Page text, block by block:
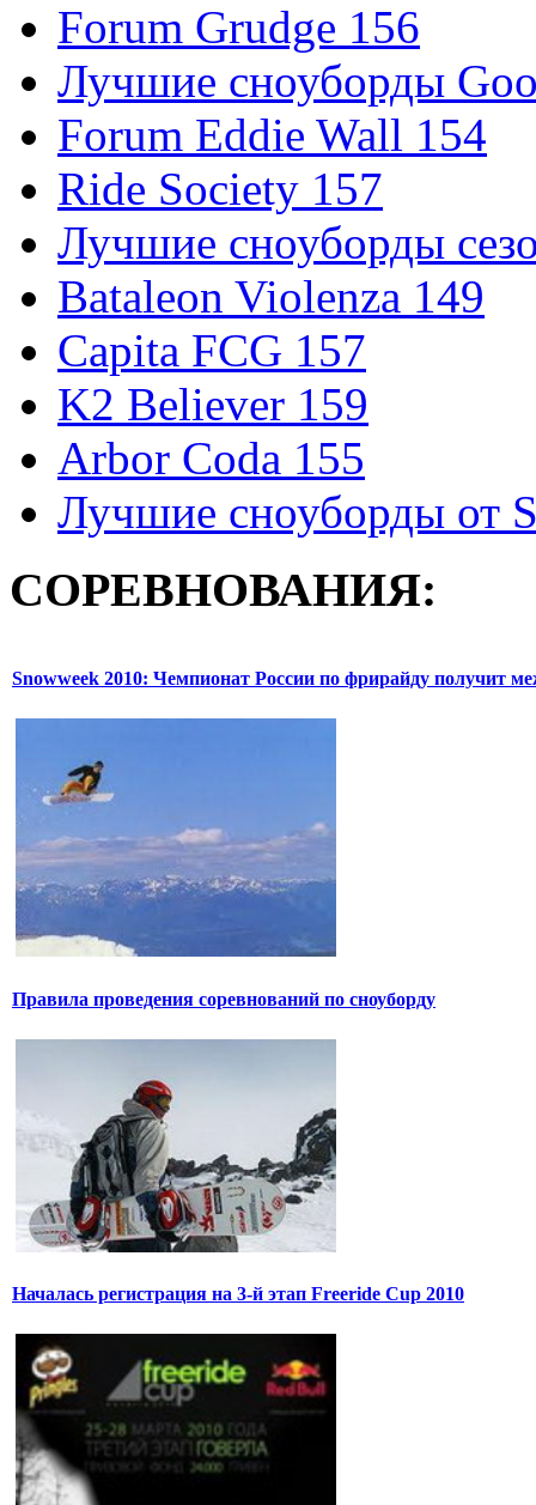
Forum Grudge 156
Лучшие сноуборды
Forum Eddie Wall 154
Ride Society 157
Лучшие сноуборды
Bataleon Violenza 149
Capita FCG 157
K2 Believer 159
Arbor Coda 155
Лучшие сноуборды от
СОРЕВНОВАНИЯ:
Snowweek 2010: Чемпионат России по фрирайду получит
Правила проведения соревнований по сноуборду
Началась регистрация на 3-й этап Freeride Cup 2010